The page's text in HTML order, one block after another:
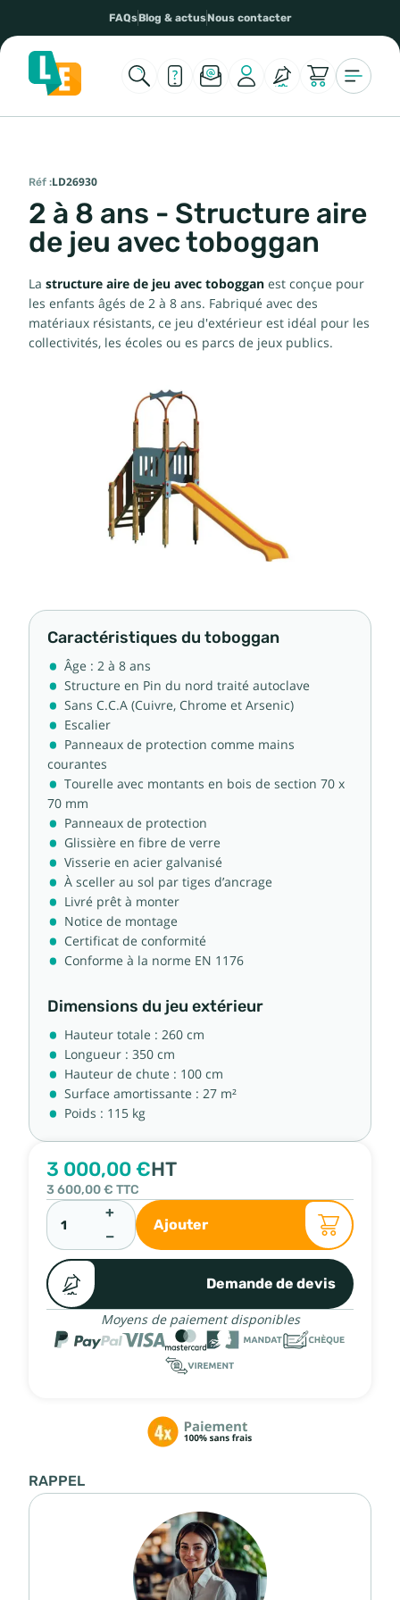
FAQsBlog & actusNous contacter
Réf :LD26930
2 à 8 ans - Structure aire
de jeu avec toboggan
La structure aire de jeu avec toboggan est conçue pour
les enfants âgés de 2 à 8 ans. Fabriqué avec des
matériaux résistants, ce jeu d'extérieur est idéal pour les
collectivités, les écoles ou es parcs de jeux publics.
Caractéristiques du toboggan
Âge : 2 à 8 ans
Structure en Pin du nord traité autoclave
Sans C.C.A (Cuivre, Chrome et Arsenic)
Escalier
Panneaux de protection comme mains
courantes
Tourelle avec montants en bois de section 70 x
70 mm
Panneaux de protection
Glissière en fibre de verre
Visserie en acier galvanisé
À sceller au sol par tiges d’ancrage
Livré prêt à monter
Notice de montage
Certificat de conformité
Conforme à la norme EN 1176
Dimensions du jeu extérieur
Hauteur totale : 260 cm
Longueur : 350 cm
Hauteur de chute : 100 cm
Surface amortissante : 27 m²
Poids : 115 kg
3 000,00 €HT
3 600,00 € TTC
+
−
Ajouter
Demande de devis
Moyens de paiement disponibles
RAPPEL